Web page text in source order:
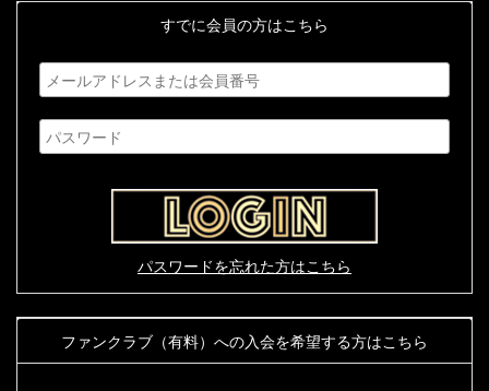
すでに会員の方はこちら
パスワードを忘れた方はこちら
ファンクラブ（有料）への入会を希望する方はこちら